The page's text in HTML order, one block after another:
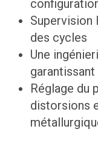
Supervision
des cycles
Une
Réglage du
distorsions